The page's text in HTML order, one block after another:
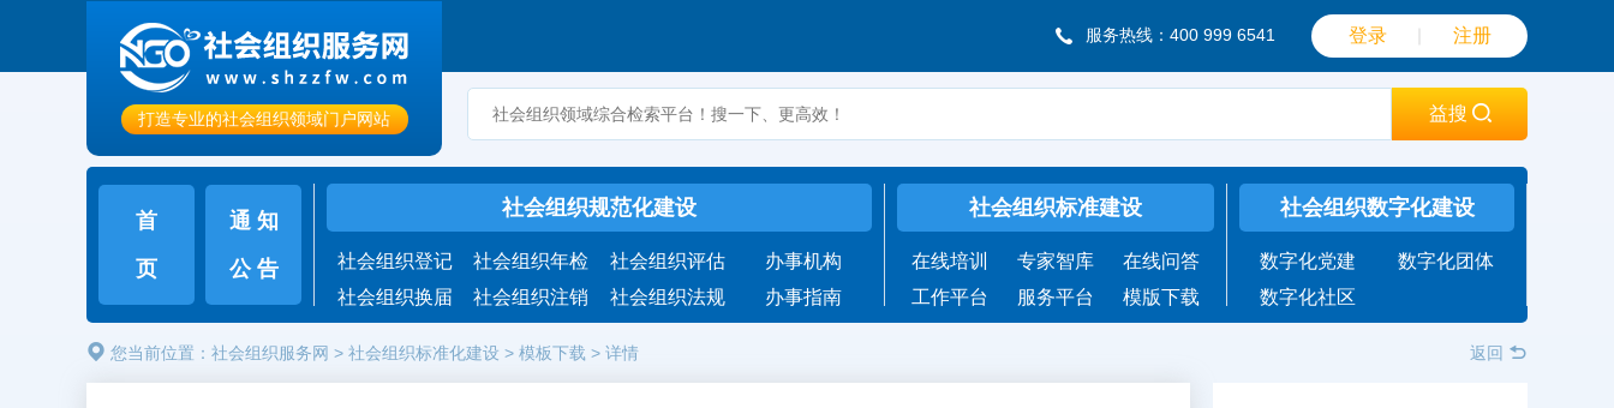
打造专业的社会组织领域门户网站
服务热线：400 999 6541 登录 注册
益搜
首
页
通 知
公 告
社会组织规范化建设
社会组织登记 社会组织年检 社会组织评估
办事机构
社会组织换届
社会组织注销 社会组织法规 办事指南
社会组织标准建设
在线培训 专家智库
在线问答
工作平台
服务平台 模版下载
社会组织数字化建设
数字化党建
数字化团体
数字化社区
您当前位置： 社会组织服务网 > 社会组织标准化建设 > 模板下载 > 详情 返回